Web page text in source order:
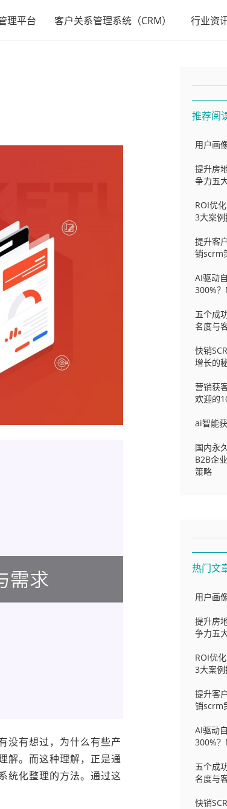
理平台 客户关系管理系统（CRM） 行业资
没有想过，为什么有些产
解。而这种理解，正是通
统化整理的方法。通过这
推荐阅
用户画
提升房
争力五
ROI优
3大案
提升客
销scrm
AI驱动
300%
五个成
名度与
快销
增长的
营销获
欢迎的
ai智能
国内永
B2B企
策略
热门文
用户画
提升房
争力五
ROI优
3大案
提升客
销scrm
AI驱动
300%
五个成
名度与
快销